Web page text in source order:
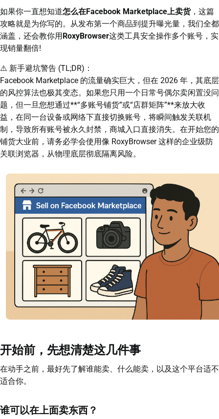
如果你一直想知道怎么在Facebook Marketplace上卖货，这篇
攻略就是为你写的。从发布第一个商品到提升曝光量，我们全都
涵盖，还会教你用RoxyBrowser这类工具安全操作多个账号，实
现销量翻倍!
⚠️ 新手避坑警告 (TL;DR)：
Facebook Marketplace 的流量确实巨大，但在 2026 年，其底层
的风控算法也极其变态。如果您只用一个日常号偶尔卖闲置没问
题，但一旦您想通过**“多账号铺货”或“店群矩阵”**来放大收
益，在同一台设备或网络下直接切换账号，将瞬间触发关联机
制，导致所有账号被永久封禁，商城入口直接消失。在开始您的
铺货大业前，请务必学会使用像 RoxyBrowser 这样的企业级防
关联浏览器，从物理底层彻底隔离风险。
开始前，先想清楚这几件事
在动手之前，最好先了解谁能卖、什么能卖，以及这个平台适不
适合你。
谁可以在上面卖东西？